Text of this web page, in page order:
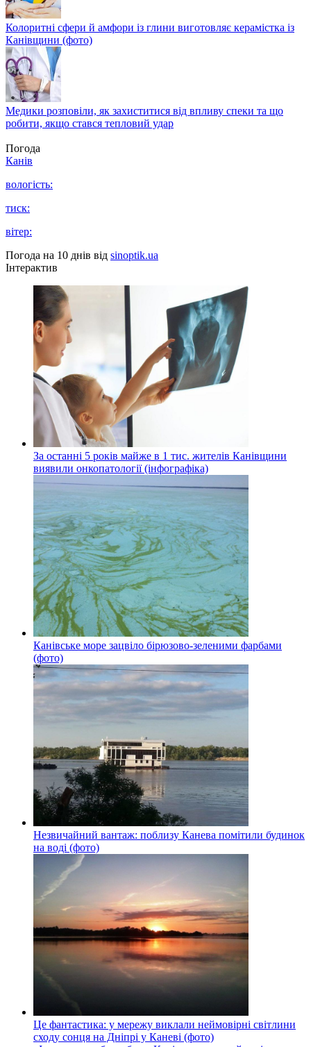
Колоритні сфери й амфори із глини виготовляє керамістка із
Канівщини (фото)
Медики розповіли, як захиститися від впливу спеки та що
робити, якщо стався тепловий удар
Погода
Канів
вологість:
тиск:
вітер:
Погода на 10 днів від sinoptik.ua
Інтерактив
За останні 5 років майже в 1 тис. жителів Канівщини
виявили онкопатології (інфографіка)
Канівське море зацвіло бірюзово-зеленими фарбами
(фото)
Незвичайний вантаж: поблизу Канева помітили будинок
на воді (фото)
Це фантастика: у мережу виклали неймовірні світлини
сходу сонця на Дніпрі у Каневі (фото)